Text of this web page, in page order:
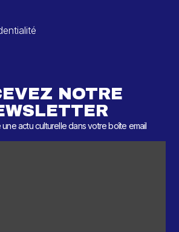
NOTRE
actu culturelle dans votre boîte email